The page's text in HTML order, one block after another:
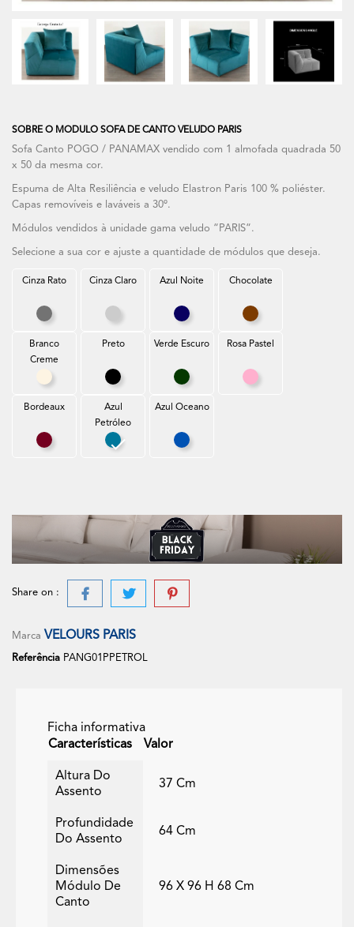
SOBRE O MODULO SOFA DE CANTO VELUDO PARIS
Sofa Canto POGO / PANAMAX vendido com 1 almofada quadrada 50
x 50 da mesma cor.
Espuma de Alta Resiliência e veludo Elastron Paris 100 % poliéster.
Capas removíveis e laváveis a 30º.
Módulos vendidos à unidade gama veludo “PARIS“.
Selecione a sua cor e ajuste a quantidade de módulos que deseja.
Cinza Rato
Cinza Rato
Cinza Claro Azul Noite
Azul Noite
Chocolate
Chocolate
Branco
Creme
Branco Creme
Preto
Preto
Verde Escuro
Verde Escuro
Rosa Pastel
Rosa Pastel
Bordeaux
Bordeaux
Azul
Petróleo
Azul Petróleo
Azul Oceano
Azul Oceano
Share on :
Marca VELOURS PARIS
Referência PANG01PPETROL
Ficha informativa
Características
Valor
Altura Do
Assento
37 Cm
Profundidade
Do Assento
64 Cm
Dimensões
Módulo De
Canto
96 X 96 H 68 Cm